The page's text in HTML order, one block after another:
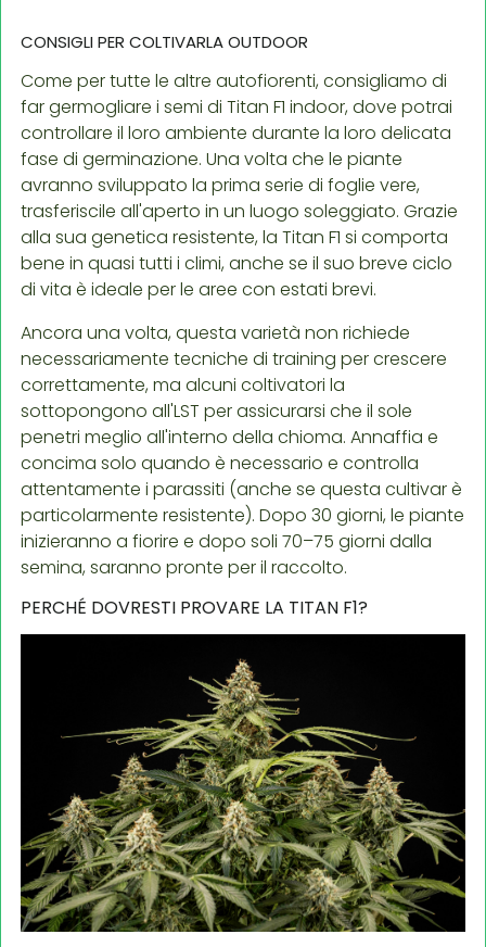
CONSIGLI PER COLTIVARLA OUTDOOR
Come per tutte le altre autofiorenti, consigliamo di
far germogliare i semi di Titan F1 indoor, dove potrai
controllare il loro ambiente durante la loro delicata
fase di germinazione. Una volta che le piante
avranno sviluppato la prima serie di foglie vere,
trasferiscile all'aperto in un luogo soleggiato. Grazie
alla sua genetica resistente, la Titan F1 si comporta
bene in quasi tutti i climi, anche se il suo breve ciclo
di vita è ideale per le aree con estati brevi.
Ancora una volta, questa varietà non richiede
necessariamente tecniche di training per crescere
correttamente, ma alcuni coltivatori la
sottopongono all'LST per assicurarsi che il sole
penetri meglio all'interno della chioma. Annaffia e
concima solo quando è necessario e controlla
attentamente i parassiti (anche se questa cultivar è
particolarmente resistente). Dopo 30 giorni, le piante
inizieranno a fiorire e dopo soli 70–75 giorni dalla
semina, saranno pronte per il raccolto.
PERCHÉ DOVRESTI PROVARE LA TITAN F1?